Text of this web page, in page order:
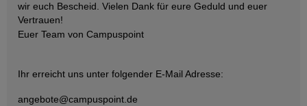
wir euch Bescheid. Vielen Dank für eure Geduld und euer
Vertrauen!
Euer Team von Campuspoint
Ihr erreicht uns unter folgender E-Mail Adresse:
angebote@campuspoint.de